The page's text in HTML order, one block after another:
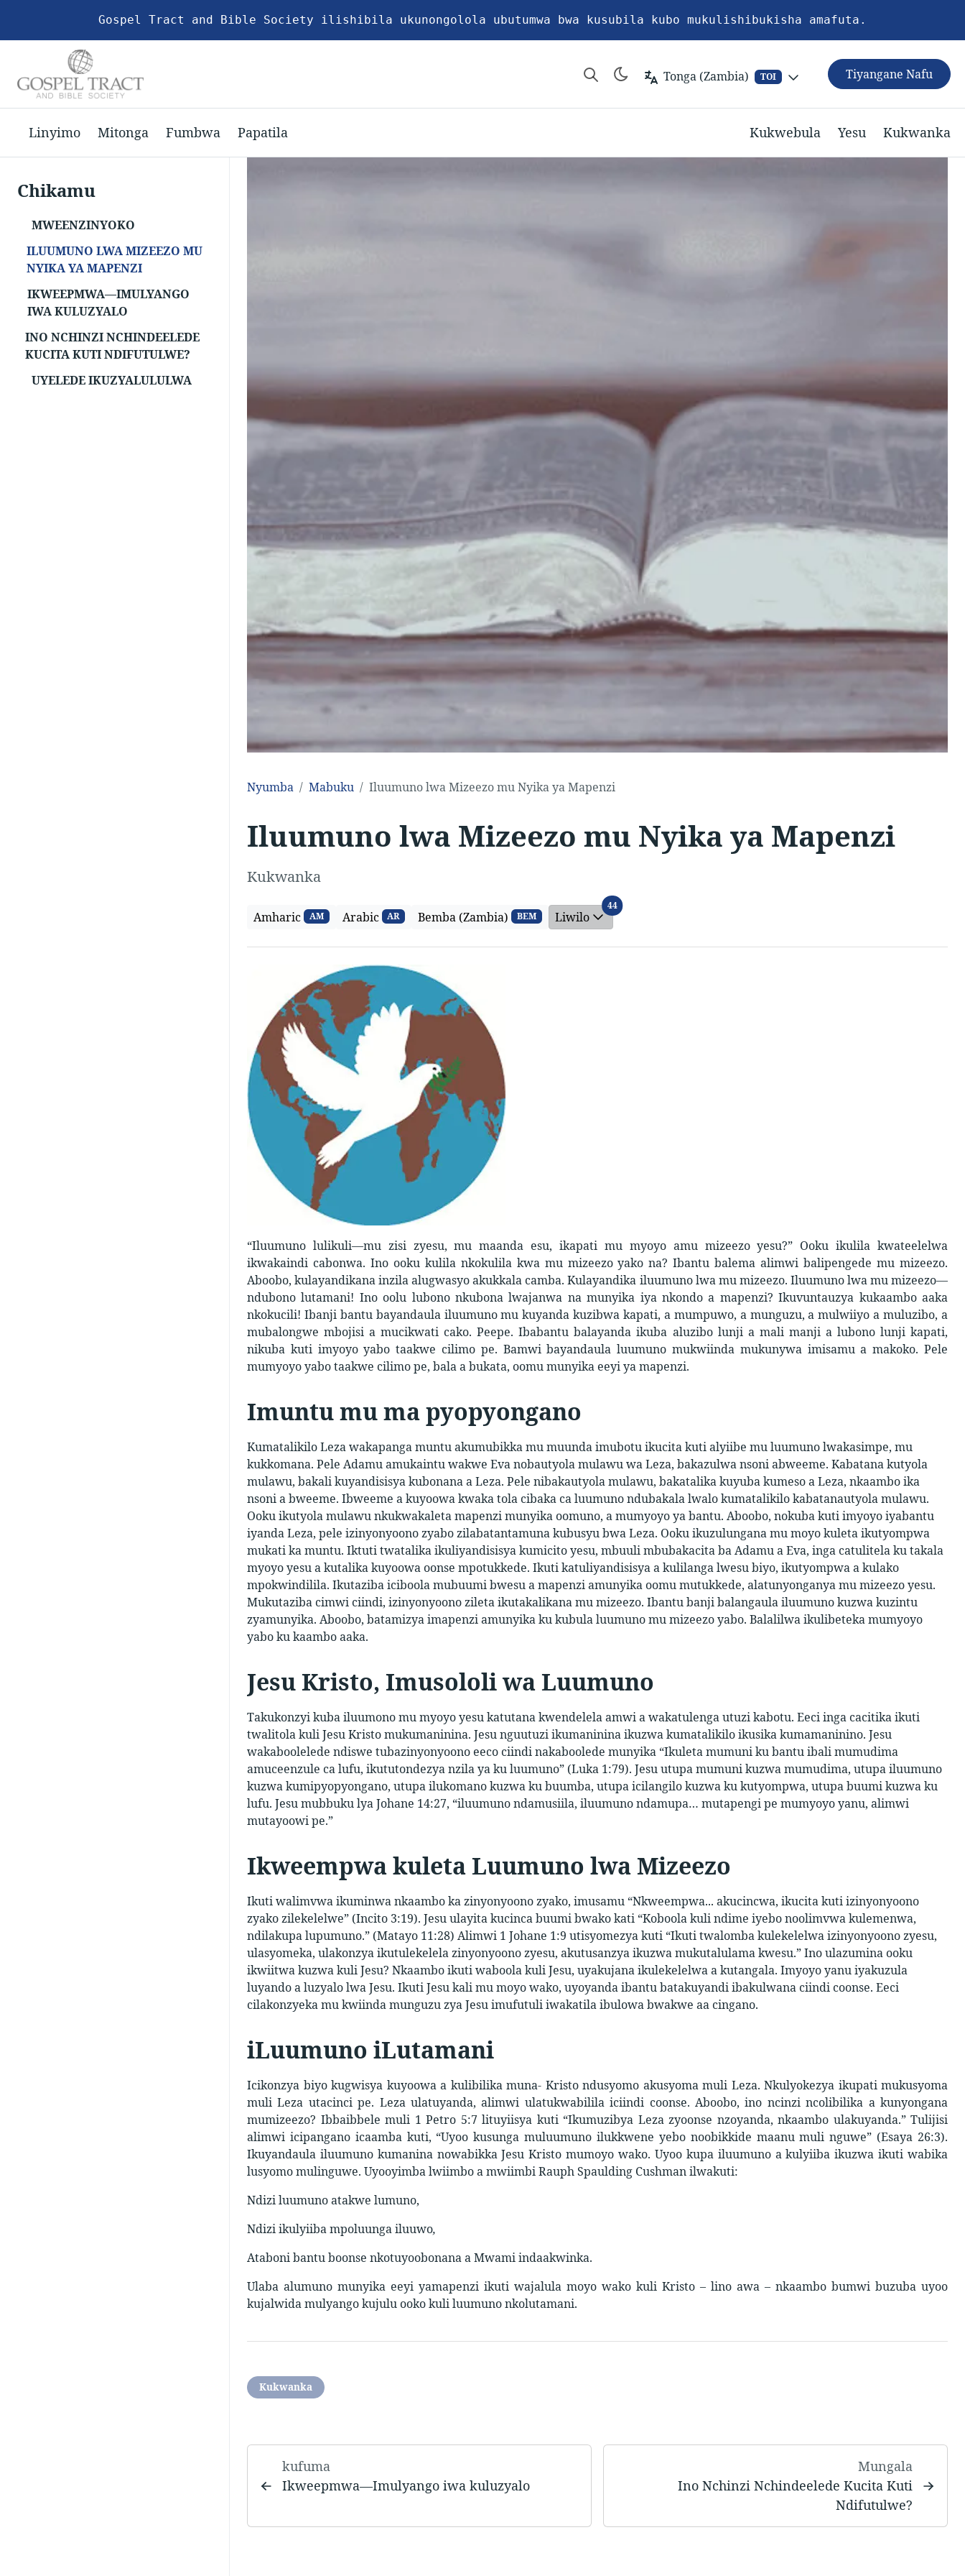
Gospel Tract and Bible Society ilishibila ukunongolola ubutumwa bwa kusubila kubo mukulishibukisha amafuta.
Tonga (Zambia) TOI Tiyangane Nafu
Linyimo Mitonga Fumbwa Papatila Kukwebula Yesu Kukwanka
Chikamu
MWEENZINYOKO
ILUUMUNO LWA MIZEEZO MU
NYIKA YA MAPENZI
IKWEEPMWA―IMULYANGO
IWA KULUZYALO
INO NCHINZI NCHINDEELEDE
KUCITA KUTI NDIFUTULWE?
UYELEDE IKUZYALULULWA
Nyumba Mabuku Iluumuno lwa Mizeezo mu Nyika ya Mapenzi
Iluumuno lwa Mizeezo mu Nyika ya Mapenzi
Kukwanka
Amharic AM Arabic AR Bemba (Zambia) BEM Liwilo
44Liwilo
“Iluumuno lulikuli—mu zisi zyesu, mu maanda esu, ikapati mu myoyo amu mizeezo yesu?” Ooku ikulila kwateelelwa
ikwakaindi cabonwa. Ino ooku kulila nkokulila kwa mu mizeezo yako na? Ibantu balema alimwi balipengede mu mizeezo.
Aboobo, kulayandikana inzila alugwasyo akukkala camba. Kulayandika iluumuno lwa mu mizeezo. Iluumuno lwa mu mizeezo—
ndubono lutamani! Ino oolu lubono nkubona lwajanwa na munyika iya nkondo a mapenzi? Ikuvuntauzya kukaambo aaka
nkokucili! Ibanji bantu bayandaula iluumuno mu kuyanda kuzibwa kapati, a mumpuwo, a munguzu, a mulwiiyo a muluzibo, a
mubalongwe mbojisi a mucikwati cako. Peepe. Ibabantu balayanda ikuba aluzibo lunji a mali manji a lubono lunji kapati,
nikuba kuti imyoyo yabo taakwe cilimo pe. Bamwi bayandaula luumuno mukwiinda mukunywa imisamu a makoko. Pele
mumyoyo yabo taakwe cilimo pe, bala a bukata, oomu munyika eeyi ya mapenzi.
Imuntu mu ma pyopyongano
Kumatalikilo Leza wakapanga muntu akumubikka mu muunda imubotu ikucita kuti alyiibe mu luumuno lwakasimpe, mu
kukkomana. Pele Adamu amukaintu wakwe Eva nobautyola mulawu wa Leza, bakazulwa nsoni abweeme. Kabatana kutyola
mulawu, bakali kuyandisisya kubonana a Leza. Pele nibakautyola mulawu, bakatalika kuyuba kumeso a Leza, nkaambo ika
nsoni a bweeme. Ibweeme a kuyoowa kwaka tola cibaka ca luumuno ndubakala lwalo kumatalikilo kabatanautyola mulawu.
Ooku ikutyola mulawu nkukwakaleta mapenzi munyika oomuno, a mumyoyo ya bantu. Aboobo, nokuba kuti imyoyo iyabantu
iyanda Leza, pele izinyonyoono zyabo zilabatantamuna kubusyu bwa Leza. Ooku ikuzulungana mu moyo kuleta ikutyompwa
mukati ka muntu. Iktuti twatalika ikuliyandisisya kumicito yesu, mbuuli mbubakacita ba Adamu a Eva, inga catulitela ku takala
myoyo yesu a kutalika kuyoowa oonse mpotukkede. Ikuti katuliyandisisya a kulilanga lwesu biyo, ikutyompwa a kulako
mpokwindilila. Ikutaziba iciboola mubuumi bwesu a mapenzi amunyika oomu mutukkede, alatunyonganya mu mizeezo yesu.
Mukutaziba cimwi ciindi, izinyonyoono zileta ikutakalikana mu mizeezo. Ibantu banji balangaula iluumuno kuzwa kuzintu
zyamunyika. Aboobo, batamizya imapenzi amunyika ku kubula luumuno mu mizeezo yabo. Balalilwa ikulibeteka mumyoyo
yabo ku kaambo aaka.
Jesu Kristo, Imusololi wa Luumuno
Takukonzyi kuba iluumono mu myoyo yesu katutana kwendelela amwi a wakatulenga utuzi kabotu. Eeci inga cacitika ikuti
twalitola kuli Jesu Kristo mukumaninina. Jesu nguutuzi ikumaninina ikuzwa kumatalikilo ikusika kumamaninino. Jesu
wakaboolelede ndiswe tubazinyonyoono eeco ciindi nakaboolede munyika “Ikuleta mumuni ku bantu ibali mumudima
amuceenzule ca lufu, ikututondezya nzila ya ku luumuno” (Luka 1:79). Jesu utupa mumuni kuzwa mumudima, utupa iluumuno
kuzwa kumipyopyongano, utupa ilukomano kuzwa ku buumba, utupa icilangilo kuzwa ku kutyompwa, utupa buumi kuzwa ku
lufu. Jesu mubbuku lya Johane 14:27, “iluumuno ndamusiila, iluumuno ndamupa… mutapengi pe mumyoyo yanu, alimwi
mutayoowi pe.”
Ikweempwa kuleta Luumuno lwa Mizeezo
Ikuti walimvwa ikuminwa nkaambo ka zinyonyoono zyako, imusamu “Nkweempwa... akucincwa, ikucita kuti izinyonyoono
zyako zilekelelwe” (Incito 3:19). Jesu ulayita kucinca buumi bwako kati “Koboola kuli ndime iyebo noolimvwa kulemenwa,
ndilakupa lupumuno.” (Matayo 11:28) Alimwi 1 Johane 1:9 utisyomezya kuti “Ikuti twalomba kulekelelwa izinyonyoono zyesu,
ulasyomeka, ulakonzya ikutulekelela zinyonyoono zyesu, akutusanzya ikuzwa mukutalulama kwesu.” Ino ulazumina ooku
ikwiitwa kuzwa kuli Jesu? Nkaambo ikuti waboola kuli Jesu, uyakujana ikulekelelwa a kutangala. Imyoyo yanu iyakuzula
luyando a luzyalo lwa Jesu. Ikuti Jesu kali mu moyo wako, uyoyanda ibantu batakuyandi ibakulwana ciindi coonse. Eeci
cilakonzyeka mu kwiinda munguzu zya Jesu imufutuli iwakatila ibulowa bwakwe aa cingano.
iLuumuno iLutamani
Icikonzya biyo kugwisya kuyoowa a kulibilika muna- Kristo ndusyomo akusyoma muli Leza. Nkulyokezya ikupati mukusyoma
muli Leza utacinci pe. Leza ulatuyanda, alimwi ulatukwabilila iciindi coonse. Aboobo, ino ncinzi ncolibilika a kunyongana
mumizeezo? Ibbaibbele muli 1 Petro 5:7 lituyiisya kuti “Ikumuzibya Leza zyoonse nzoyanda, nkaambo ulakuyanda.” Tulijisi
alimwi icipangano icaamba kuti, “Uyoo kusunga muluumuno ilukkwene yebo noobikkide maanu muli nguwe” (Esaya 26:3).
Ikuyandaula iluumuno kumanina nowabikka Jesu Kristo mumoyo wako. Uyoo kupa iluumuno a kulyiiba ikuzwa ikuti wabika
lusyomo mulinguwe. Uyooyimba lwiimbo a mwiimbi Rauph Spaulding Cushman ilwakuti:
Ndizi luumuno atakwe lumuno,
Ndizi ikulyiiba mpoluunga iluuwo,
Ataboni bantu boonse nkotuyoobonana a Mwami indaakwinka.
Ulaba alumuno munyika eeyi yamapenzi ikuti wajalula moyo wako kuli Kristo – lino awa – nkaambo bumwi buzuba uyoo
kujalwida mulyango kujulu ooko kuli luumuno nkolutamani.
Kukwanka
kufuma
Ikweepmwa―Imulyango iwa kuluzyalo
Mungala
Ino Nchinzi Nchindeelede Kucita Kuti
Ndifutulwe?